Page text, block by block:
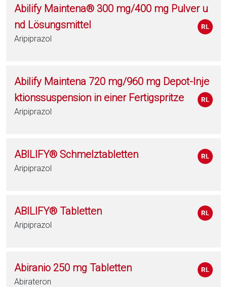
Abilify Maintena® 300 mg/400 mg Pulver u
nd Lösungsmittel
Aripiprazol
Abilify Maintena 720 mg/960 mg Depot-Inje
ktionssuspension in einer Fertigspritze
Aripiprazol
ABILIFY® Schmelztabletten
Aripiprazol
ABILIFY® Tabletten
Aripiprazol
Abiranio 250 mg Tabletten
Abirateron